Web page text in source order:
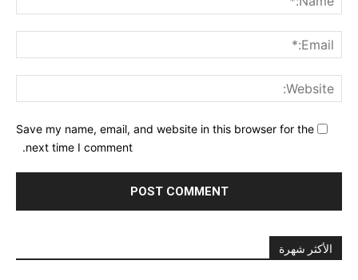
Save my name, email, and website in this browser for the
next time I comment.
الأكثر شهرة